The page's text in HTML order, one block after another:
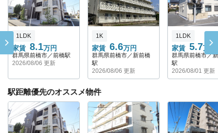
家賃 8.1万円
1LDK
群馬県前橋市／前橋駅
2026/08/06 更新
家賃 6.6万円
1K
群馬県前橋市／新前橋
駅
2026/08/06 更新
家賃 5.7万円
1LDK
群馬県前橋市／
駅
2026/08/01 更新
駅距離優先のオススメ物件